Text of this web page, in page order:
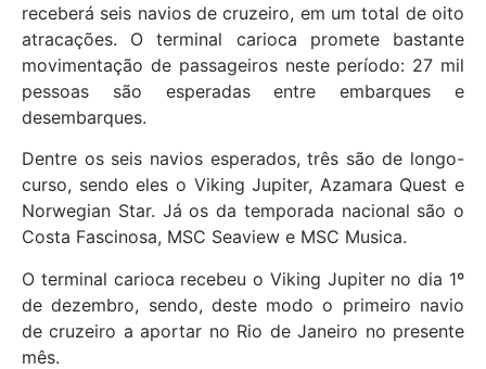
receberá seis navios de cruzeiro, em um total de oito
atracações. O terminal carioca promete bastante
movimentação de passageiros neste período: 27 mil
pessoas são esperadas entre embarques e
desembarques.
Dentre os seis navios esperados, três são de longo-
curso, sendo eles o Viking Jupiter, Azamara Quest e
Norwegian Star. Já os da temporada nacional são o
Costa Fascinosa, MSC Seaview e MSC Musica.
O terminal carioca recebeu o Viking Jupiter no dia 1º
de dezembro, sendo, deste modo o primeiro navio
de cruzeiro a aportar no Rio de Janeiro no presente
mês.